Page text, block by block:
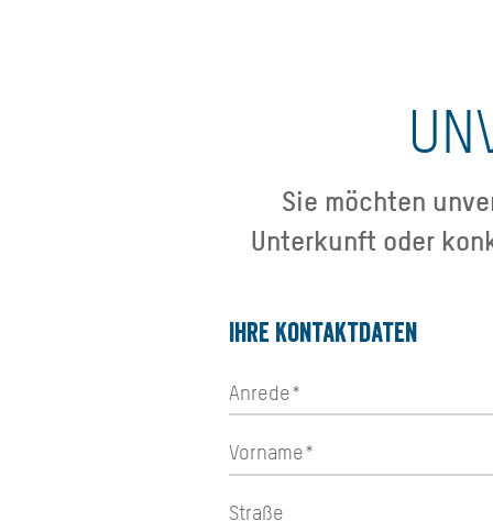
Sie möchten
Unterkunft oder
Ihre Kontaktdaten